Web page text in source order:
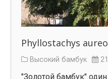
Phyllostachys
Высокий бамбук
"Золотой бамбук"